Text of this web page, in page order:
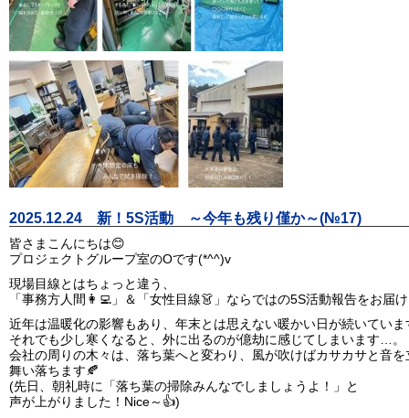
2025.12.24 新！5S活動 ～今年も残り僅か～(№17)
皆さまこんにちは😊
プロジェクトグループ室のOです(*^^)v
現場目線とはちょっと違う、
「事務方人間👩‍💻」＆「女性目線👗」ならではの5S活動報告をお届
近年は温暖化の影響もあり、年末とは思えない暖かい日が続いていま
それでも少し寒くなると、外に出るのが億劫に感じてしまいます…。
会社の周りの木々は、落ち葉へと変わり、風が吹けばカサカサと音を
舞い落ちます🍂
(先日、朝礼時に「落ち葉の掃除みんなでしましょうよ！」と
声が上がりました！Nice～👍)